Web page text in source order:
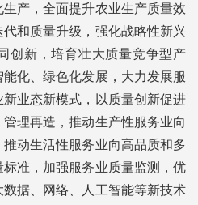
产，全面提升农业生产质量效
和质量升级，强化战略性新兴
创新，培育壮大质量竞争型产
化、绿色化发展，大力发展服
业态新模式，以质量创新促进
理再造，推动生产性服务业向
动生活性服务业向高品质和多
准，加强服务业质量监测，优
据、网络、人工智能等新技术